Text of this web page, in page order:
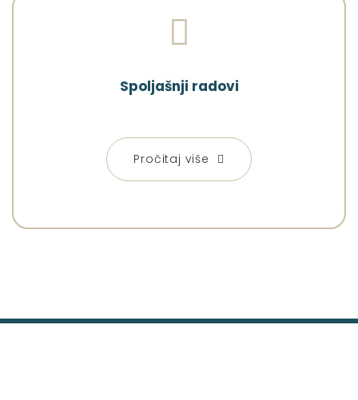
Spoljašnji radovi
Pročitaj više